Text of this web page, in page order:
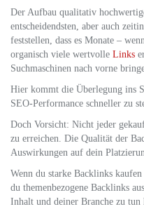
Der Aufbau qualitativ
entscheidendsten, aber auch
feststellen, dass es Monate –
organisch viele wertvolle Links
Suchmaschinen nach vorne
Hier kommt die Überlegung ins
SEO-Performance schneller zu
Doch Vorsicht: Nicht jeder
zu erreichen. Die Qualität der
Auswirkungen auf dein
Wenn du starke Backlinks
du themenbezogene Backlinks
Inhalt und deiner Branche zu tun